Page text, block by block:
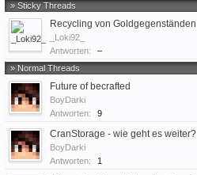
» Sticky Threads
Recycling von Goldgegenständen
_Loki92_
Antworten:
–
» Normal Threads
Future of becrafted
BoyDarki
Antworten:
9
CranStorage - wie geht es weiter?
BoyDarki
Antworten:
1